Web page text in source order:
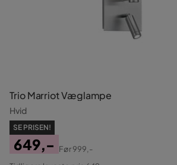
Trio Marriot Væglampe
Hvid
SE PRISEN!
Pris
649,-
Original
Før999,-